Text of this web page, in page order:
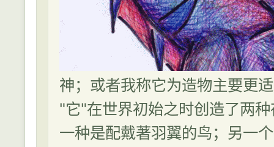
神；或者我称它为造物主要更
"它"在世界初始之时创造了两
一种是配戴著羽翼的鸟；另一